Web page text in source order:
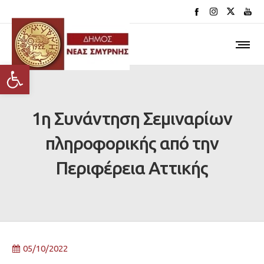
Ανοίξτε τη γραμμή εργαλείων
1η Συνάντηση Σεμιναρίων
πληροφορικής από την
Περιφέρεια Αττικής
05/10/2022